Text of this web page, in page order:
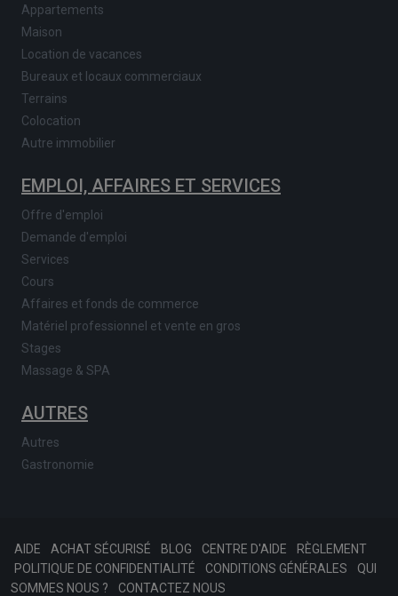
Appartements
Maison
Location de vacances
Bureaux et locaux commerciaux
Terrains
Colocation
Autre immobilier
EMPLOI, AFFAIRES ET SERVICES
Offre d'emploi
Demande d'emploi
Services
Cours
Affaires et fonds de commerce
Matériel professionnel et vente en gros
Stages
Massage & SPA
AUTRES
Autres
Gastronomie
AIDE ACHAT SÉCURISÉ BLOG CENTRE D'AIDE
RÈGLEMENT
POLITIQUE DE CONFIDENTIALITÉ
CONDITIONS GÉNÉRALES
QUI
SOMMES NOUS ?
CONTACTEZ NOUS